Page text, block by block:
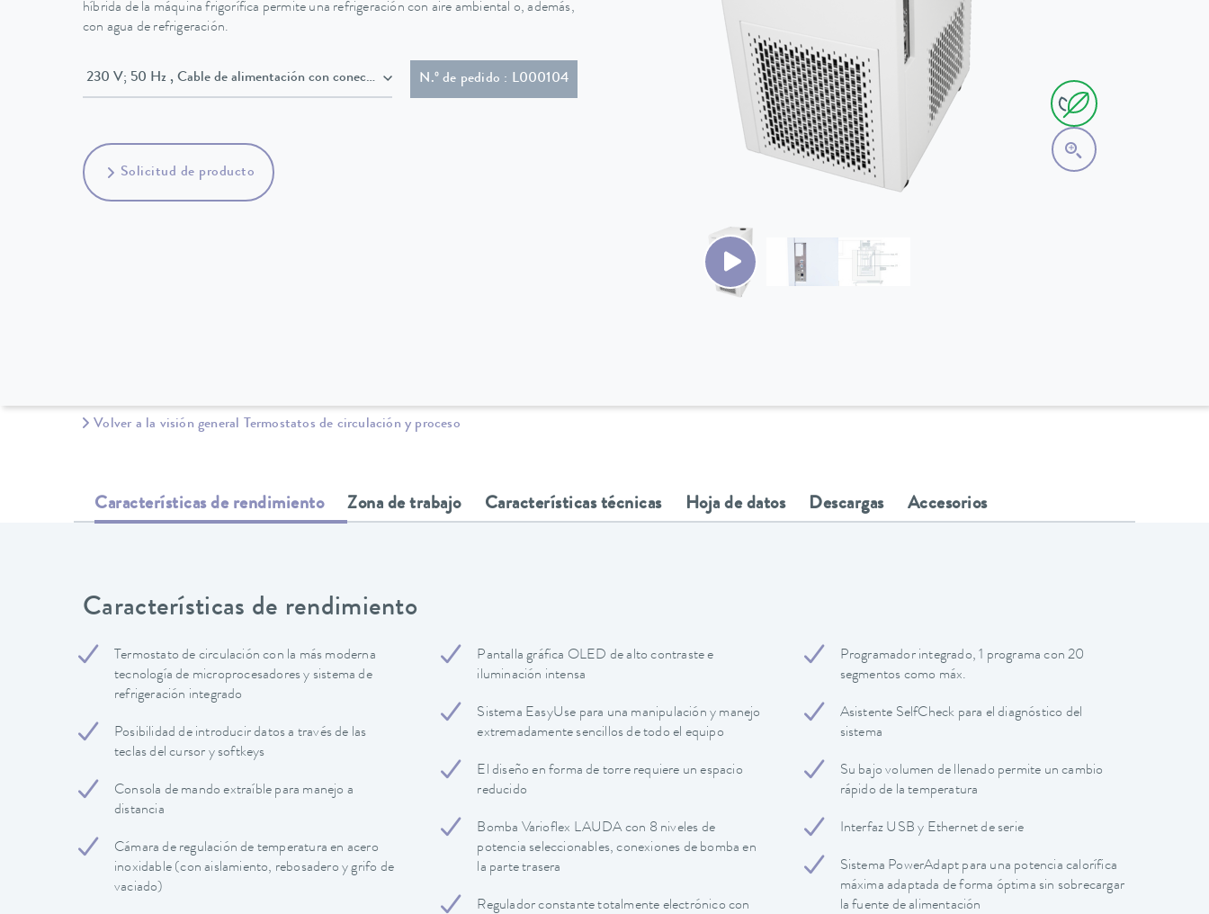
híbrida de la máquina frigorífica permite una refrigeración con aire ambiental o, además,
con agua de refrigeración.
230 V; 50 Hz , Cable de alimentación con conector en ángulo (BS1363)
N.º de pedido : L000104
Solicitud de producto
Volver a la visión general Termostatos de circulación y proceso
Características de rendimiento Zona de trabajo Características técnicas Hoja de datos Descargas Accesorios
Características de rendimiento
Termostato de circulación con la más moderna
tecnología de microprocesadores y sistema de
refrigeración integrado
Posibilidad de introducir datos a través de las
teclas del cursor y softkeys
Consola de mando extraíble para manejo a
distancia
Cámara de regulación de temperatura en acero
inoxidable (con aislamiento, rebosadero y grifo de
vaciado)
Pantalla gráfica OLED de alto contraste e
iluminación intensa
Sistema EasyUse para una manipulación y manejo
extremadamente sencillos de todo el equipo
El diseño en forma de torre requiere un espacio
reducido
Bomba Varioflex LAUDA con 8 niveles de
potencia seleccionables, conexiones de bomba en
la parte trasera
Regulador constante totalmente electrónico con
Programador integrado, 1 programa con 20
segmentos como máx.
Asistente SelfCheck para el diagnóstico del
sistema
Su bajo volumen de llenado permite un cambio
rápido de la temperatura
Interfaz USB y Ethernet de serie
Sistema PowerAdapt para una potencia calorífica
máxima adaptada de forma óptima sin sobrecargar
la fuente de alimentación